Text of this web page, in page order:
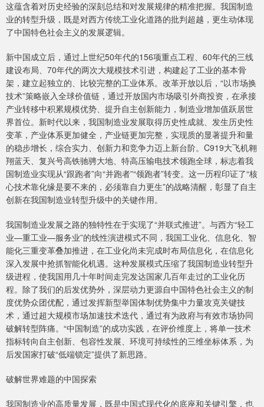
这蕴含着对历史经验的深刻总结和对发展规律的精准把握。我国制造
业的转型升级，既是对西方传统工业化道路的批判超越，更生动体现
了中国特色社会主义的发展逻辑。
新中国成立后，通过上世纪50年代的156项重点工程、60年代的三线
建设布局、70年代的两次大规模技术引进，构建起了工业的基本骨
架，建立起独立的、比较完整的工业体系。改革开放以后，“以市场换
技术”策略嵌入全球价值链，通过开放国内市场吸引外商投资，在承接
产业转移中积累规模优势、提升自主创新能力，制造业增加值跃居世
界首位。新时代以来，我国制造业发展取得历史性成就、发生历史性
变革，产业体系更加健全，产业链更加完整，实现质的显著提升和量
的稳步增长，综合实力、创新力和竞争力迈上新台阶。C919大飞机翱
翔蓝天、复兴号高铁驰骋大地、特高压输电技术领跑全球，标志着我
国制造业实现从“跟跑者”向“并跑者”“领跑者”转变。这一历程印证了“核
心技术靠化缘是要不来的，必须靠自力更生”的战略清醒，彰显了自主
创新在我国制造业转型升级中的关键作用。
我国制造业发展之路的独特性在于实现了“并联式推进”。与西方“轻工
业—重工业—服务业”的线性演进模式不同，我国工业化、信息化、智
能化三重变革叠加推进，在工业化尚未完成时布局信息化，在信息化
深入发展中抢抓智能化机遇。这种发展模式压缩了我国制造业转型升
级进程，使我国用几十年时间走完发达国家几百年走过的工业化历
程。除了我们的后发优势外，深层动力更源自中国特色社会主义的制
度优势众团优配，通过发挥新型举国体制优势集中力量攻克关键技
术，通过超大规模市场加速技术迭代，通过有为政府与有效市场协同
破解转型阵痛。“中国制造”的成功实践，在评价维度上，将单一技术
指标转向自主创新、包容性发展、环境可持续性的三维坐标体系，为
后发国家打破“低端锁定”提供了新思路。
破解世界难题的中国探索
我国制造业的高质量发展，既是中国式现代化的底座和关键引擎，也